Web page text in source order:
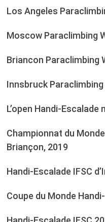
Los Angeles
Moscow Paraclimbing
Briancon Paraclimbing
Innsbruck Paraclimbing
L’open Handi-
Championnat du
Briançon, 2019
Handi-Escalade IFSC
Coupe du Monde